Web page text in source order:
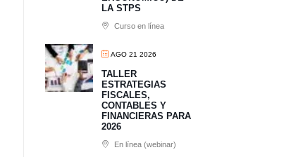
LA STPS
Curso en línea
AGO 21 2026
TALLER
ESTRATEGIAS
FISCALES,
CONTABLES Y
FINANCIERAS PARA
2026
En línea (webinar)